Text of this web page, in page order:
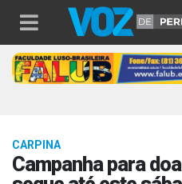
CARPINA
Campanha para